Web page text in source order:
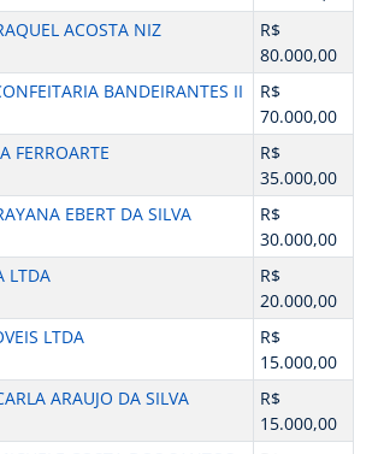
ACOSTA NIZ
R$
80.000,00
BANDEIRANTES II
R$
70.000,00
FERROARTE
R$
35.000,00
EBERT DA SILVA
R$
30.000,00
LTDA
R$
20.000,00
LTDA
R$
15.000,00
ARAUJO DA SILVA
R$
15.000,00